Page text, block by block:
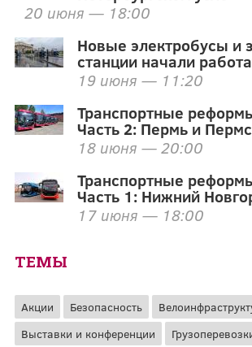
20 июня — 18:00
Новые электробусы и
станции начали
19 июня — 11:20
Транспортные
Часть 2: Пермь и
18 июня — 20:00
Транспортные
Часть 1: Нижний
17 июня — 18:00
ТЕМЫ
Акции Безопасность
Выставки и конференции